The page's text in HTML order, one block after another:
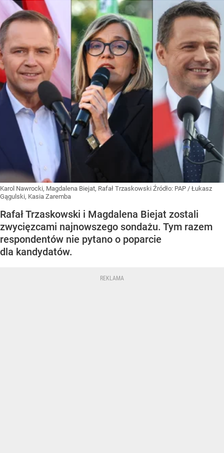
Karol Nawrocki, Magdalena Biejat, Rafał Trzaskowski Źródło: PAP / Łukasz
Gągulski, Kasia Zaremba
Rafał Trzaskowski i Magdalena Biejat zostali
zwycięzcami najnowszego sondażu. Tym razem
respondentów nie pytano o poparcie
dla kandydatów.